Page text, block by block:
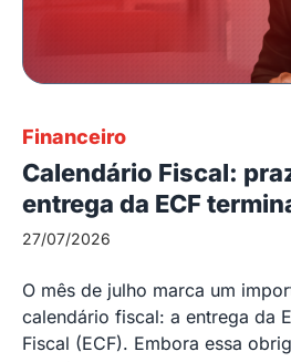
Financeiro
Calendário Fiscal:
entrega da ECF
27/07/2026
O mês de julho marca um
calendário fiscal: a entrega da
Fiscal (ECF). Embora essa